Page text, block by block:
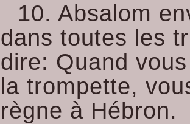
10. Absalom
dans toutes les
dire: Quand
la trompette,
règne à Hébron.